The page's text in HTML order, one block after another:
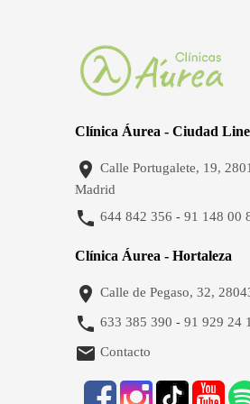
Clínica Áurea - Ciudad
 Calle Portugalete, 19,
Madrid
 644 842 356 - 91 148 00
Clínica Áurea - Hortaleza
 Calle de Pegaso, 32,
 633 385 390 - 91 929 24
 Contacto